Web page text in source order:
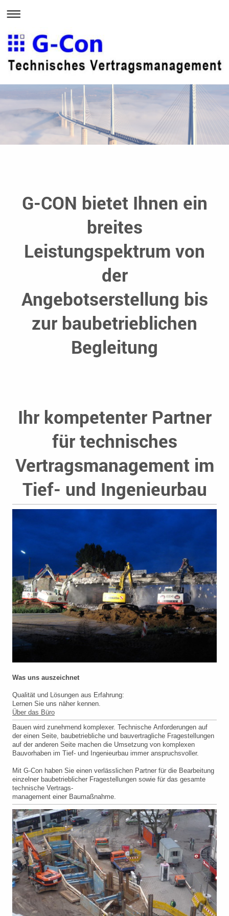
G-CON bietet Ihnen ein
breites
Leistungspektrum von
der
Angebotserstellung bis
zur baubetrieblichen
Begleitung
Ihr kompetenter Partner
für technisches
Vertragsmanagement im
Tief- und Ingenieurbau
Was uns auszeichnet
Qualität und Lösungen aus Erfahrung:
Lernen Sie uns näher kennen.
Über das Büro
Bauen wird zunehmend komplexer. Technische Anforderungen auf
der einen Seite, baubetriebliche und bauvertragliche Fragestellungen
auf der anderen Seite machen die Umsetzung von komplexen
Bauvorhaben im Tief- und Ingenieurbau immer anspruchsvoller.
Mit G-Con haben Sie einen verlässlichen Partner für die Bearbeitung
einzelner baubetrieblicher Fragestellungen sowie für das gesamte
technische Vertrags-
management einer Baumaßnahme.